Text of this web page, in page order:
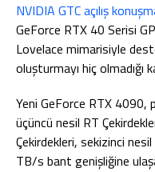
NVIDIA GTC açılış
GeForce RTX 40 Serisi
Lovelace mimarisiyle
oluşturmayı hiç olmadığı
Yeni GeForce RTX 4090,
üçüncü nesil RT
Çekirdekleri, sekizinci
TB/s bant genişliğine